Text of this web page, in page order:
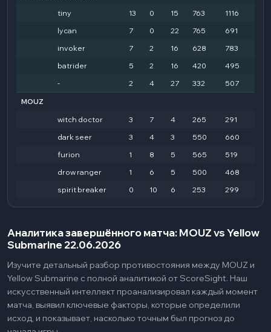
tiny
13 0 15 763 1116
lycan
7 0 22 765 691
invoker
7 2 16 628 783
batrider
5 2 16 420 495
-
2 4 27 332 507
MOUZ
witch doctor
3 7 4 265 291
dark seer
3 4 3 550 660
furion
1 8 5 565 519
drow ranger
1 6 5 500 468
spirit breaker
0 10 6 253 299
Аналитика завершённого матча: MOUZ vs Yellow
Submarine 22.06.2026
Изучите детальный разбор противостояния между MOUZ и
Yellow Submarine с полной аналитикой от ScoreSight. Наш
искусственный интеллект проанализировал каждый момент
матча, выявил ключевые факторы, которые определили
исход, и показывает, насколько точным был прогноз до